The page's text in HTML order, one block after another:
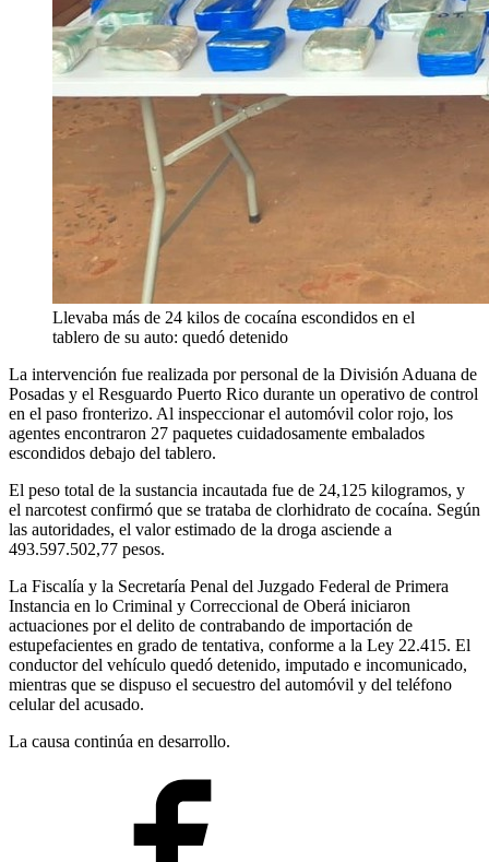
Llevaba más de 24 kilos de cocaína escondidos en el
tablero de su auto: quedó detenido
La intervención fue realizada por personal de la División Aduana de
Posadas y el Resguardo Puerto Rico durante un operativo de control
en el paso fronterizo. Al inspeccionar el automóvil color rojo, los
agentes encontraron 27 paquetes cuidadosamente embalados
escondidos debajo del tablero.
El peso total de la sustancia incautada fue de 24,125 kilogramos, y
el narcotest confirmó que se trataba de clorhidrato de cocaína. Según
las autoridades, el valor estimado de la droga asciende a
493.597.502,77 pesos.
La Fiscalía y la Secretaría Penal del Juzgado Federal de Primera
Instancia en lo Criminal y Correccional de Oberá iniciaron
actuaciones por el delito de contrabando de importación de
estupefacientes en grado de tentativa, conforme a la Ley 22.415. El
conductor del vehículo quedó detenido, imputado e incomunicado,
mientras que se dispuso el secuestro del automóvil y del teléfono
celular del acusado.
La causa continúa en desarrollo.